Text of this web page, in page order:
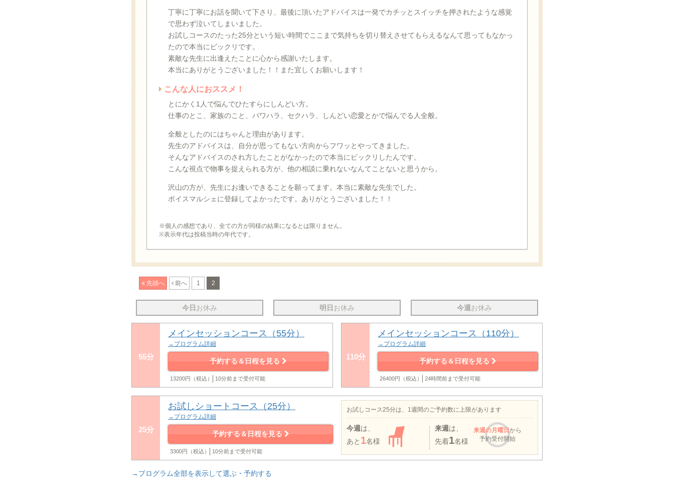
丁寧に丁寧にお話を聞いて下さり、最後に頂いたアドバイスは一発でカチッとスイッチを押されたような感覚
で思わず泣いてしまいました。
お試しコースのたった25分という短い時間でここまで気持ちを切り替えさせてもらえるなんて思ってもなかっ
たので本当にビックリです。
素敵な先生に出逢えたことに心から感謝いたします。
本当にありがとうございました！！また宜しくお願いします！
こんな人におススメ！
とにかく1人で悩んでひたすらにしんどい方。
仕事のとこ、家族のこと、パワハラ、セクハラ、しんどい恋愛とかで悩んでる人全般。
全般としたのにはちゃんと理由があります。
先生のアドバイスは、自分が思ってもない方向からフワッとやってきました。
そんなアドバイスのされ方したことがなかったので本当にビックリしたんです。
こんな視点で物事を捉えられる方が、他の相談に乗れないなんてことないと思うから。
沢山の方が、先生にお逢いできることを願ってます。本当に素敵な先生でした。
ボイスマルシェに登録してよかったです。ありがとうございました！！
※個人の感想であり、全ての方が同様の結果になるとは限りません。
※表示年代は投稿当時の年代です。
先頭へ 前へ 1 2
今日 お休み 明日 お休み 今週 お休み
55分
メインセッションコース（55分）
→プログラム詳細
予約する＆日程を見る
13200円（税込） 10分前まで受付可能
110分
メインセッションコース（110分）
→プログラム詳細
予約する＆日程を見る
26400円（税込） 24時間前まで受付可能
25分
お試しショートコース（25分）
→プログラム詳細
予約する＆日程を見る
3300円（税込） 10分前まで受付可能
お試しコース25分は、1週間のご予約数に上限があります
今週 は、
あと 1名様
来週 は、
先着1名様
来週の月曜日から
予約受付開始
→プログラム全部を表示して選ぶ・予約する